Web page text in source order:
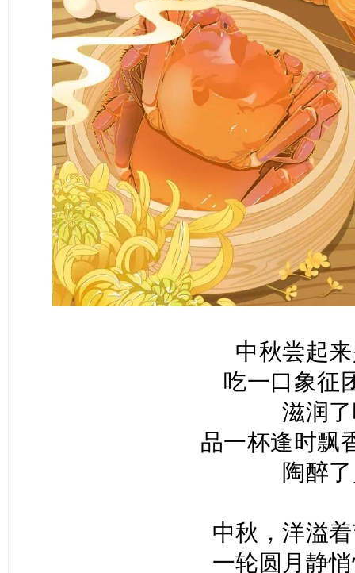
中秋尝起
吃一口象征
滋润
品一杯逢时飘
陶醉
中秋，洋溢
一轮圆月静